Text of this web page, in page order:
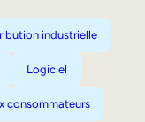
industrielle
Logiciel
consommateurs